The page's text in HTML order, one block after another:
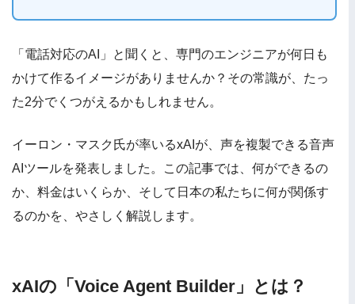
「電話対応のAI」と聞くと、専門のエンジニアが何日も
かけて作るイメージがありませんか？その常識が、たっ
た2分でくつがえるかもしれません。
イーロン・マスク氏が率いるxAIが、声を複製できる音声
AIツールを発表しました。この記事では、何ができるの
か、料金はいくらか、そして日本の私たちに何が関係す
るのかを、やさしく解説します。
xAIの「Voice Agent Builder」とは？